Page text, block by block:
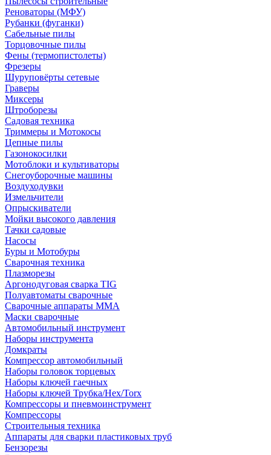
Реноваторы (МФУ)
Рубанки (фуганки)
Сабельные пилы
Торцовочные пилы
Фены (термопистолеты)
Фрезеры
Шуруповёрты сетевые
Граверы
Миксеры
Штроборезы
Садовая техника
Триммеры и Мотокосы
Цепные пилы
Газонокосилки
Мотоблоки и культиваторы
Снегоуборочные машины
Воздуходувки
Измельчители
Опрыскиватели
Мойки высокого давления
Тачки садовые
Насосы
Буры и Мотобуры
Сварочная техника
Плазморезы
Аргонодуговая сварка TIG
Полуавтоматы сварочные
Сварочные аппараты ММА
Маски сварочные
Автомобильный инструмент
Наборы инструмента
Домкраты
Компрессор автомобильный
Наборы головок торцевых
Наборы ключей гаечных
Наборы ключей Трубка/Hex/Torx
Компрессоры и пневмоинструмент
Компрессоры
Строительныя техника
Аппараты для сварки пластиковых труб
Бензорезы